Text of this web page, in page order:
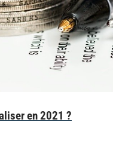
en 2021 ?